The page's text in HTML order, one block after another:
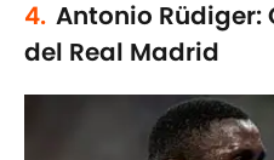
4. Antonio Rüdiger:
del Real Madrid